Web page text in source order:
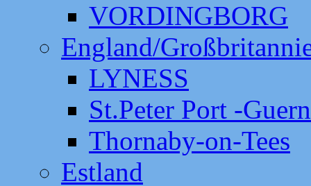
VORDINGBORG
England/
LYNESS
St.Peter Port -
Thornaby-on-Tees
Estland